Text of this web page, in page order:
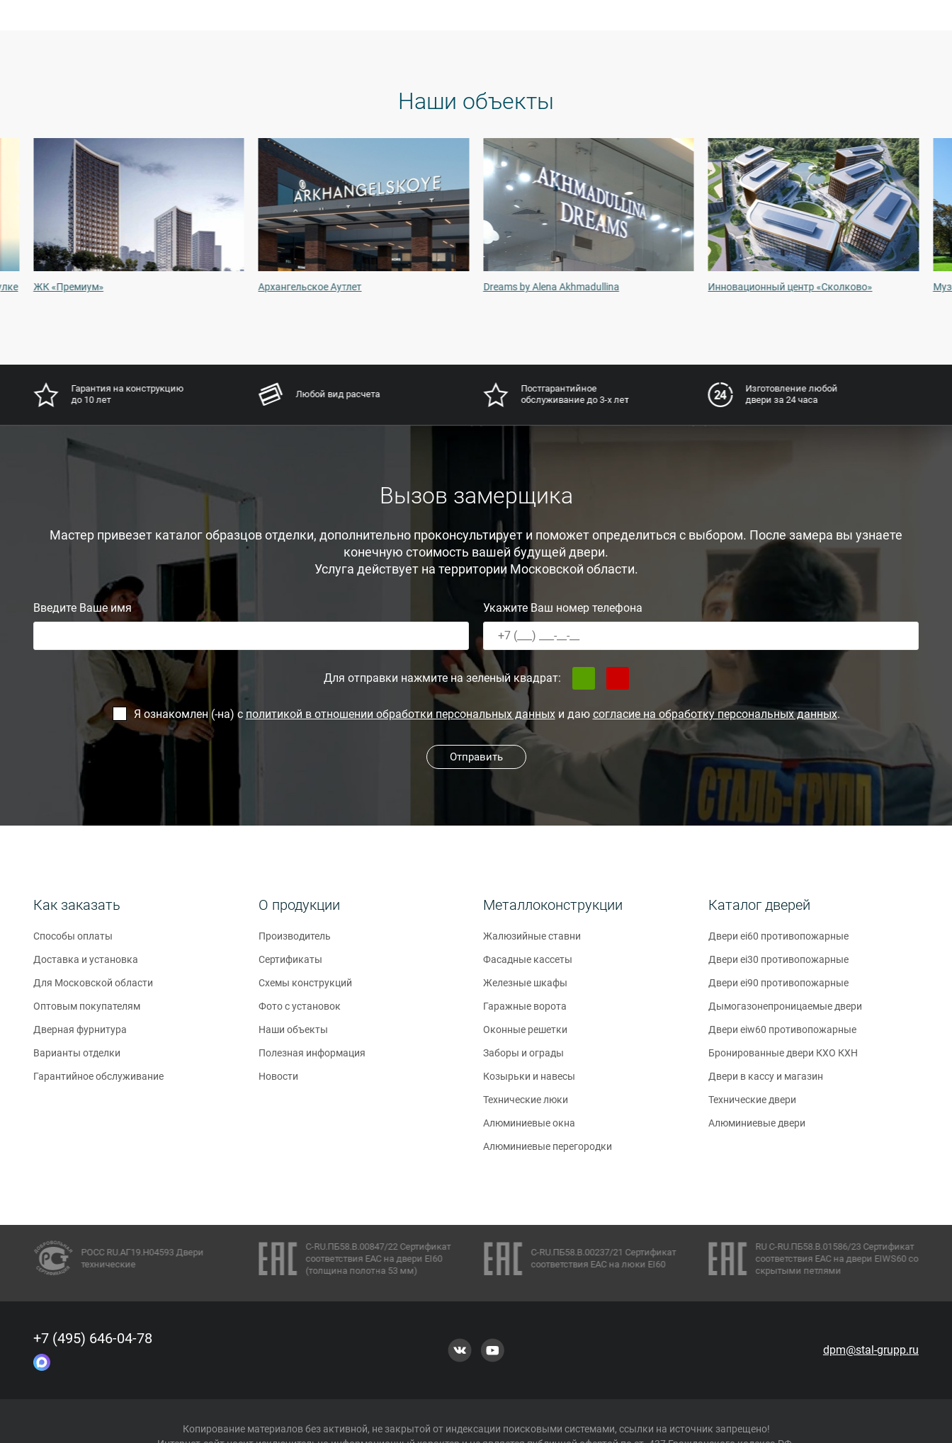
Наши объекты
ЖК «Премиум» Архангельское Аутлет Dreams by Alena Akhmadullina Инновационный центр «Сколково»
Гарантия на конструкцию
до 10 лет
Любой вид расчета
Постгарантийное
обслуживание до 3-х лет
Изготовление любой
двери за 24 часа
Вызов замерщика
Мастер привезет каталог образцов отделки, дополнительно проконсультирует и поможет определиться с выбором. После замера вы узнаете
конечную стоимость вашей будущей двери.
Услуга действует на территории Московской области.
Введите Ваше имя Укажите Ваш номер телефона
Для отправки нажмите на зеленый квадрат:
Я ознакомлен (-на) с политикой в отношении обработки персональных данныхи даю согласие на обработку персональных данных.
Отправить
Как заказать
Способы оплаты
Доставка и установка
Для Московской области
Оптовым покупателям
Дверная фурнитура
Варианты отделки
Гарантийное обслуживание
О продукции
Производитель
Сертификаты
Схемы конструкций
Фото с установок
Наши объекты
Полезная информация
Новости
Металлоконструкции
Жалюзийные ставни
Фасадные кассеты
Железные шкафы
Гаражные ворота
Оконные решетки
Заборы и ограды
Козырьки и навесы
Технические люки
Алюминиевые окна
Алюминиевые перегородки
Каталог дверей
Двери ei60 противопожарные
Двери ei30 противопожарные
Двери ei90 противопожарные
Дымогазонепроницаемые двери
Двери eiw60 противопожарные
Бронированные двери КХО КХН
Двери в кассу и магазин
Технические двери
Алюминиевые двери
РОСС RU.АГ19.Н04593 Двери
технические
C-RU.ПБ58.В.00847/22 Сертификат
соответствия ЕАС на двери EI60
(толщина полотна 53 мм)
C-RU.ПБ58.В.00237/21 Сертификат
соответствия ЕАС на люки EI60
RU C-RU.ПБ58.В.01586/23 Сертификат
соответствия ЕАС на двери EIWS60 со
скрытыми петлями
+7 (495) 646-04-78
dpm@stal-grupp.ru
Копирование материалов без активной, не закрытой от индексации поисковыми системами, ссылки на источник запрещено!